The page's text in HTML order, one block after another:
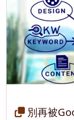
別再被